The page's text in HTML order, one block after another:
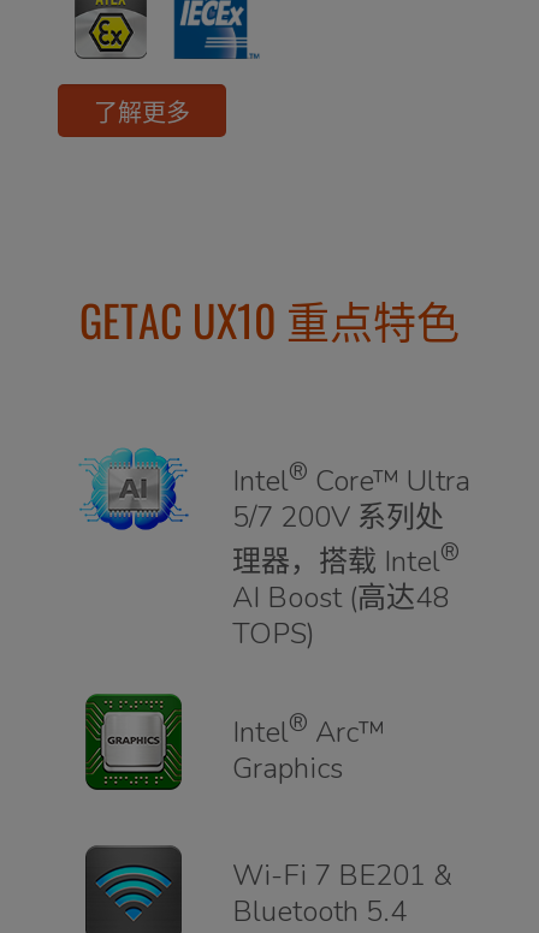
了解更多
GETAC UX10 重点特色
Intel® Core™ Ultra
5/7 200V 系列处
理器，搭载 Intel®
AI Boost (高达48
TOPS)
Intel® Arc™
Graphics
Wi-Fi 7 BE201 &
Bluetooth 5.4